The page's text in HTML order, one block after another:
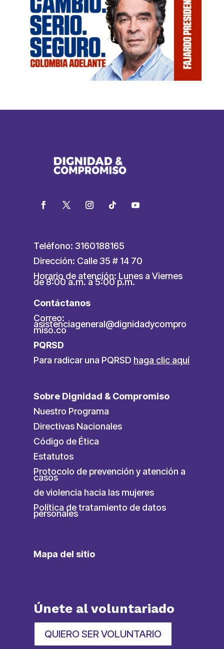
Teléfono: 3160188165
Dirección: Calle 35 # 14 70
Horario de atención: Lunes a Viernes
de 8:00 a.m. a 5:00 p.m.
Contáctanos
Correo:
asistenciageneral@dignidadycompro
miso.co
PQRSD
Para radicar una PQRSD haga clic aquí
Sobre Dignidad & Compromiso
Nuestro Programa
Directivas Nacionales
Código de Ética
Estatutos
Protocolo de prevención y atención a
casos
de violencia hacia las mujeres
Política de tratamiento de datos
personales
Mapa del sitio
Únete al voluntariado
QUIERO SER VOLUNTARIO